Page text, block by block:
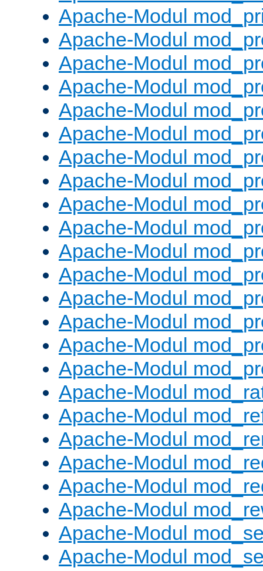
Apache-Modul
Apache-Modul
Apache-Modul
Apache-Modul
Apache-Modul
Apache-Modul
Apache-Modul
Apache-Modul
Apache-Modul
Apache-Modul
Apache-Modul
Apache-Modul
Apache-Modul
Apache-Modul
Apache-Modul
Apache-Modul
Apache-Modul
Apache-Modul
Apache-Modul
Apache-Modul
Apache-Modul
Apache-Modul
Apache-Modul
Apache-Modul